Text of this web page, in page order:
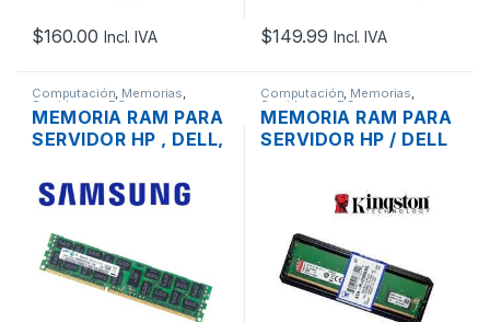
$160.00 Incl. IVA $149.99 Incl. IVA
Computación, Memorias,
Servidores - PCs
MEMORIA RAM PARA
SERVIDOR HP , DELL,
PC3L-10600R
1333MHZ ECC
REGISTERED
Computación, Memorias,
Servidores - PCs
MEMORIA RAM PARA
SERVIDOR HP / DELL
REGISTER